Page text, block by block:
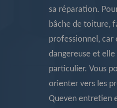
sa réparation.
bâche de toiture,
professionnel,
dangereuse et
particulier. Vous
orienter vers les
Queven entretien